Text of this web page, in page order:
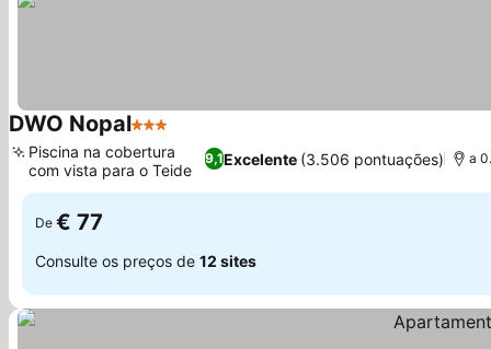
DWO Nopal3 Estrelas
9,1Excelente (3.506 pontuações)
Piscina na cobertura
com vista para o Teide
a
De € 77
Consulte os preços de 12 sites